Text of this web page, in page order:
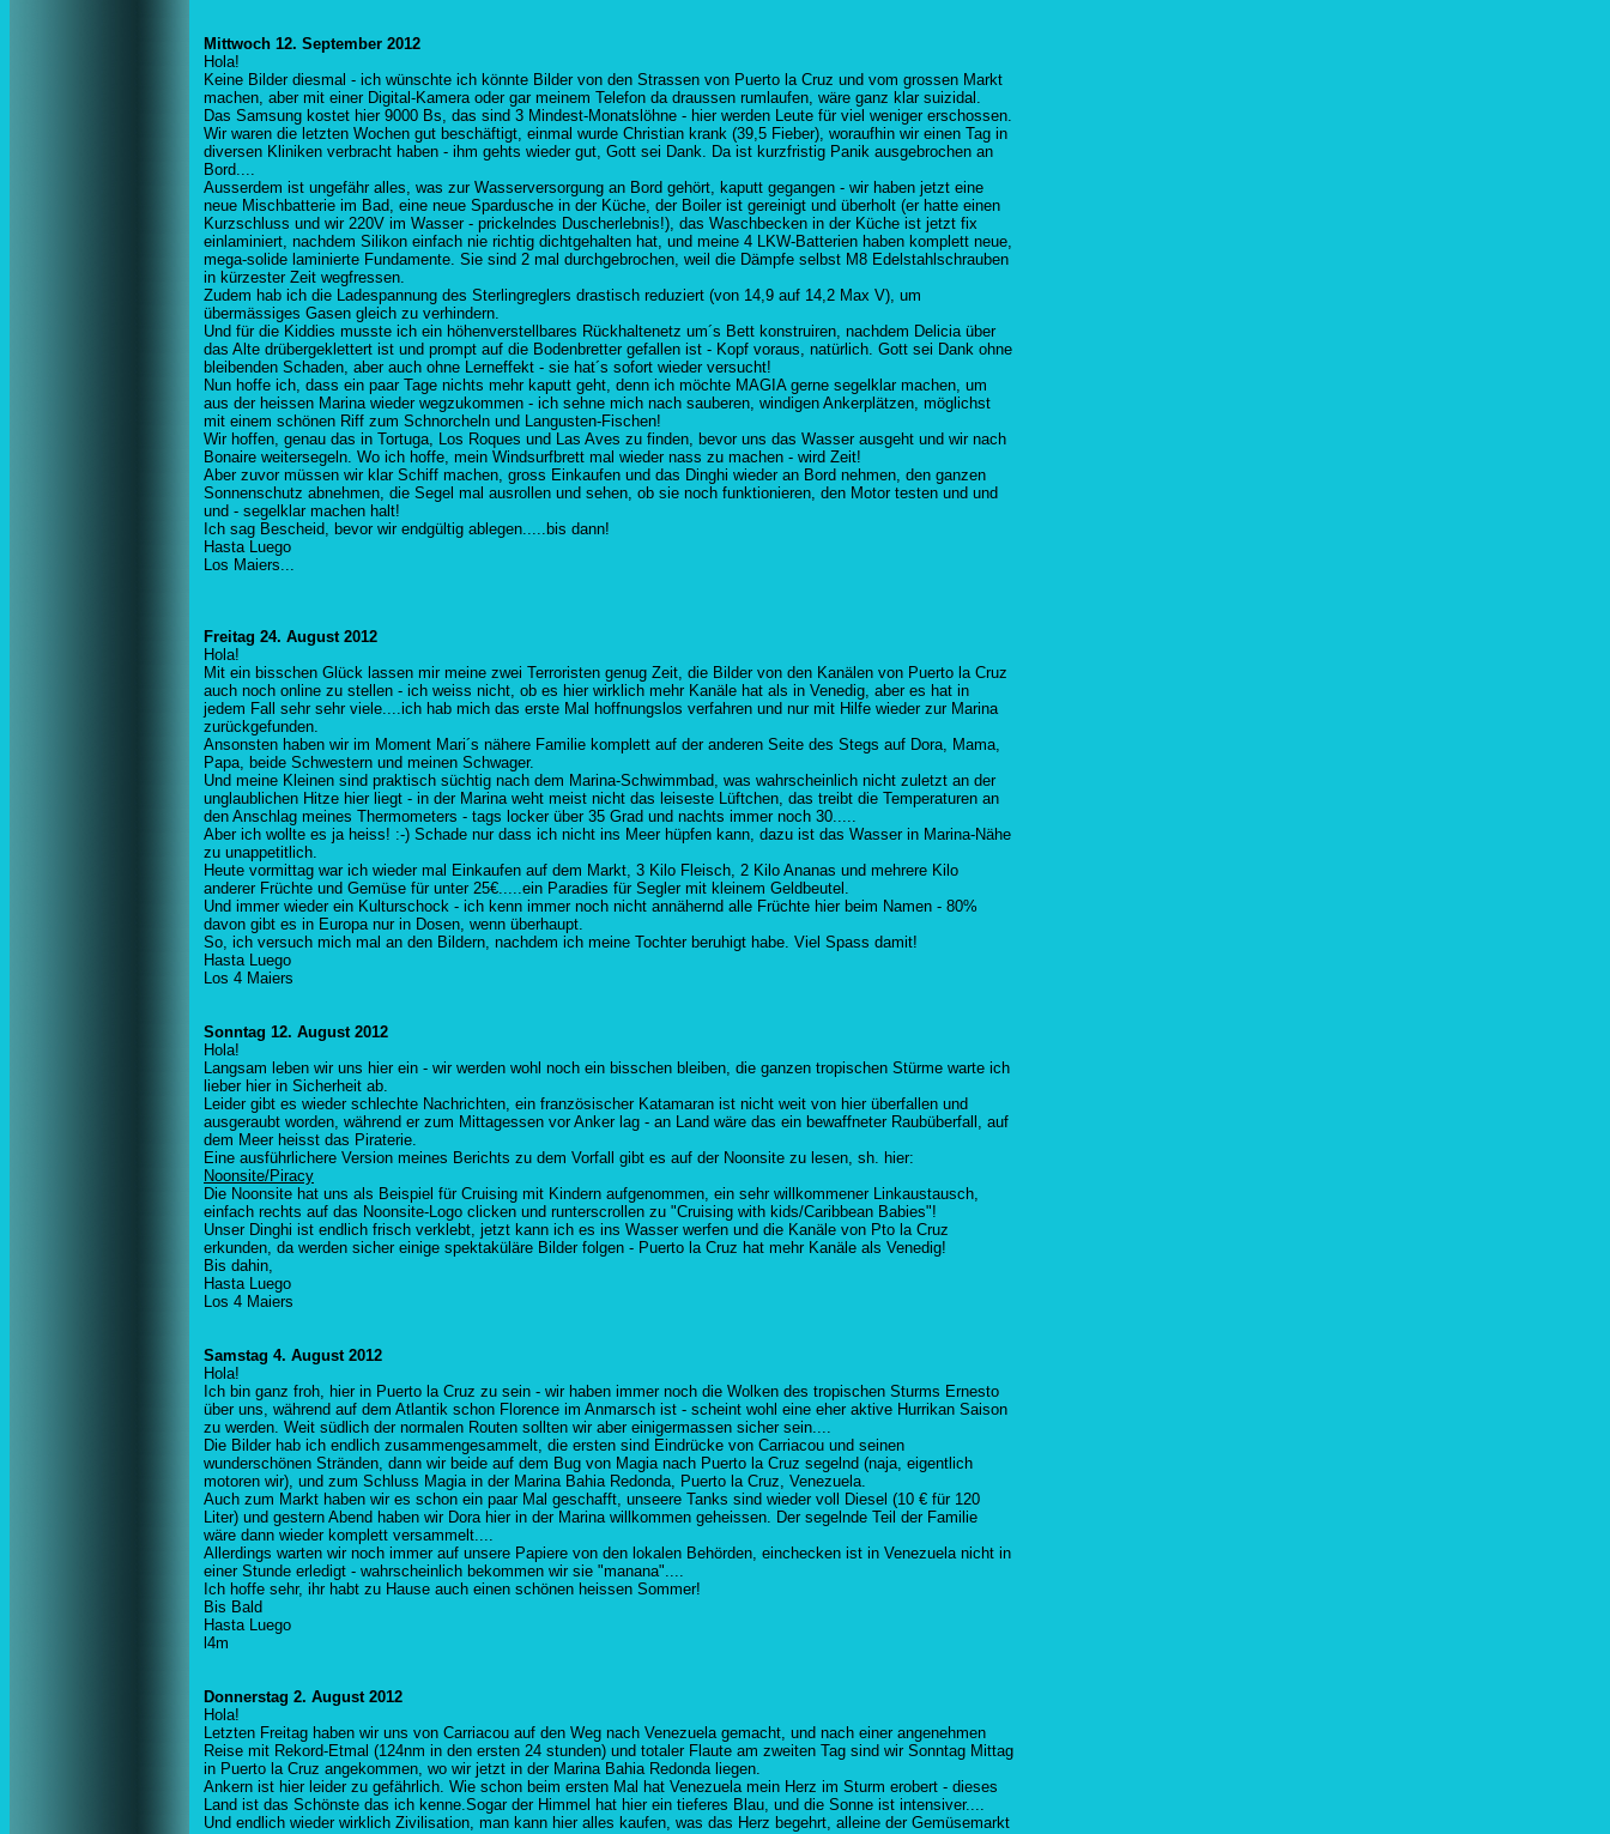
Mittwoch 12. September 2012
Hola!
Keine Bilder diesmal - ich wünschte ich könnte Bilder von den Strassen von Puerto la Cruz und vom grossen Markt
machen, aber mit einer Digital-Kamera oder gar meinem Telefon da draussen rumlaufen, wäre ganz klar suizidal.
Das Samsung kostet hier 9000 Bs, das sind 3 Mindest-Monatslöhne - hier werden Leute für viel weniger erschossen.
Wir waren die letzten Wochen gut beschäftigt, einmal wurde Christian krank (39,5 Fieber), woraufhin wir einen Tag in
diversen Kliniken verbracht haben - ihm gehts wieder gut, Gott sei Dank. Da ist kurzfristig Panik ausgebrochen an
Bord....
Ausserdem ist ungefähr alles, was zur Wasserversorgung an Bord gehört, kaputt gegangen - wir haben jetzt eine
neue Mischbatterie im Bad, eine neue Spardusche in der Küche, der Boiler ist gereinigt und überholt (er hatte einen
Kurzschluss und wir 220V im Wasser - prickelndes Duscherlebnis!), das Waschbecken in der Küche ist jetzt fix
einlaminiert, nachdem Silikon einfach nie richtig dichtgehalten hat, und meine 4 LKW-Batterien haben komplett neue,
mega-solide laminierte Fundamente. Sie sind 2 mal durchgebrochen, weil die Dämpfe selbst M8 Edelstahlschrauben
in kürzester Zeit wegfressen.
Zudem hab ich die Ladespannung des Sterlingreglers drastisch reduziert (von 14,9 auf 14,2 Max V), um
übermässiges Gasen gleich zu verhindern.
Und für die Kiddies musste ich ein höhenverstellbares Rückhaltenetz um´s Bett konstruiren, nachdem Delicia über
das Alte drübergeklettert ist und prompt auf die Bodenbretter gefallen ist - Kopf voraus, natürlich. Gott sei Dank ohne
bleibenden Schaden, aber auch ohne Lerneffekt - sie hat´s sofort wieder versucht!
Nun hoffe ich, dass ein paar Tage nichts mehr kaputt geht, denn ich möchte MAGIA gerne segelklar machen, um
aus der heissen Marina wieder wegzukommen - ich sehne mich nach sauberen, windigen Ankerplätzen, möglichst
mit einem schönen Riff zum Schnorcheln und Langusten-Fischen!
Wir hoffen, genau das in Tortuga, Los Roques und Las Aves zu finden, bevor uns das Wasser ausgeht und wir nach
Bonaire weitersegeln. Wo ich hoffe, mein Windsurfbrett mal wieder nass zu machen - wird Zeit!
Aber zuvor müssen wir klar Schiff machen, gross Einkaufen und das Dinghi wieder an Bord nehmen, den ganzen
Sonnenschutz abnehmen, die Segel mal ausrollen und sehen, ob sie noch funktionieren, den Motor testen und und
und - segelklar machen halt!
Ich sag Bescheid, bevor wir endgültig ablegen.....bis dann!
Hasta Luego
Los Maiers...
Freitag 24. August 2012
Hola!
Mit ein bisschen Glück lassen mir meine zwei Terroristen genug Zeit, die Bilder von den Kanälen von Puerto la Cruz
auch noch online zu stellen - ich weiss nicht, ob es hier wirklich mehr Kanäle hat als in Venedig, aber es hat in
jedem Fall sehr sehr viele....ich hab mich das erste Mal hoffnungslos verfahren und nur mit Hilfe wieder zur Marina
zurückgefunden.
Ansonsten haben wir im Moment Mari´s nähere Familie komplett auf der anderen Seite des Stegs auf Dora, Mama,
Papa, beide Schwestern und meinen Schwager.
Und meine Kleinen sind praktisch süchtig nach dem Marina-Schwimmbad, was wahrscheinlich nicht zuletzt an der
unglaublichen Hitze hier liegt - in der Marina weht meist nicht das leiseste Lüftchen, das treibt die Temperaturen an
den Anschlag meines Thermometers - tags locker über 35 Grad und nachts immer noch 30.....
Aber ich wollte es ja heiss! :-) Schade nur dass ich nicht ins Meer hüpfen kann, dazu ist das Wasser in Marina-Nähe
zu unappetitlich.
Heute vormittag war ich wieder mal Einkaufen auf dem Markt, 3 Kilo Fleisch, 2 Kilo Ananas und mehrere Kilo
anderer Früchte und Gemüse für unter 25€.....ein Paradies für Segler mit kleinem Geldbeutel.
Und immer wieder ein Kulturschock - ich kenn immer noch nicht annähernd alle Früchte hier beim Namen - 80%
davon gibt es in Europa nur in Dosen, wenn überhaupt.
So, ich versuch mich mal an den Bildern, nachdem ich meine Tochter beruhigt habe. Viel Spass damit!
Hasta Luego
Los 4 Maiers
Sonntag 12. August 2012
Hola!
Langsam leben wir uns hier ein - wir werden wohl noch ein bisschen bleiben, die ganzen tropischen Stürme warte ich
lieber hier in Sicherheit ab.
Leider gibt es wieder schlechte Nachrichten, ein französischer Katamaran ist nicht weit von hier überfallen und
ausgeraubt worden, während er zum Mittagessen vor Anker lag - an Land wäre das ein bewaffneter Raubüberfall, auf
dem Meer heisst das Piraterie.
Eine ausführlichere Version meines Berichts zu dem Vorfall gibt es auf der Noonsite zu lesen, sh. hier:
Noonsite/Piracy
Die Noonsite hat uns als Beispiel für Cruising mit Kindern aufgenommen, ein sehr willkommener Linkaustausch,
einfach rechts auf das Noonsite-Logo clicken und runterscrollen zu "Cruising with kids/Caribbean Babies"!
Unser Dinghi ist endlich frisch verklebt, jetzt kann ich es ins Wasser werfen und die Kanäle von Pto la Cruz
erkunden, da werden sicher einige spektaküläre Bilder folgen - Puerto la Cruz hat mehr Kanäle als Venedig!
Bis dahin,
Hasta Luego
Los 4 Maiers
Samstag 4. August 2012
Hola!
Ich bin ganz froh, hier in Puerto la Cruz zu sein - wir haben immer noch die Wolken des tropischen Sturms Ernesto
über uns, während auf dem Atlantik schon Florence im Anmarsch ist - scheint wohl eine eher aktive Hurrikan Saison
zu werden. Weit südlich der normalen Routen sollten wir aber einigermassen sicher sein....
Die Bilder hab ich endlich zusammengesammelt, die ersten sind Eindrücke von Carriacou und seinen
wunderschönen Stränden, dann wir beide auf dem Bug von Magia nach Puerto la Cruz segelnd (naja, eigentlich
motoren wir), und zum Schluss Magia in der Marina Bahia Redonda, Puerto la Cruz, Venezuela.
Auch zum Markt haben wir es schon ein paar Mal geschafft, unseere Tanks sind wieder voll Diesel (10 € für 120
Liter) und gestern Abend haben wir Dora hier in der Marina willkommen geheissen. Der segelnde Teil der Familie
wäre dann wieder komplett versammelt....
Allerdings warten wir noch immer auf unsere Papiere von den lokalen Behörden, einchecken ist in Venezuela nicht in
einer Stunde erledigt - wahrscheinlich bekommen wir sie "manana"....
Ich hoffe sehr, ihr habt zu Hause auch einen schönen heissen Sommer!
Bis Bald
Hasta Luego
l4m
Donnerstag 2. August 2012
Hola!
Letzten Freitag haben wir uns von Carriacou auf den Weg nach Venezuela gemacht, und nach einer angenehmen
Reise mit Rekord-Etmal (124nm in den ersten 24 stunden) und totaler Flaute am zweiten Tag sind wir Sonntag Mittag
in Puerto la Cruz angekommen, wo wir jetzt in der Marina Bahia Redonda liegen.
Ankern ist hier leider zu gefährlich. Wie schon beim ersten Mal hat Venezuela mein Herz im Sturm erobert - dieses
Land ist das Schönste das ich kenne.Sogar der Himmel hat hier ein tieferes Blau, und die Sonne ist intensiver....
Und endlich wieder wirklich Zivilisation, man kann hier alles kaufen, was das Herz begehrt, alleine der Gemüsemarkt